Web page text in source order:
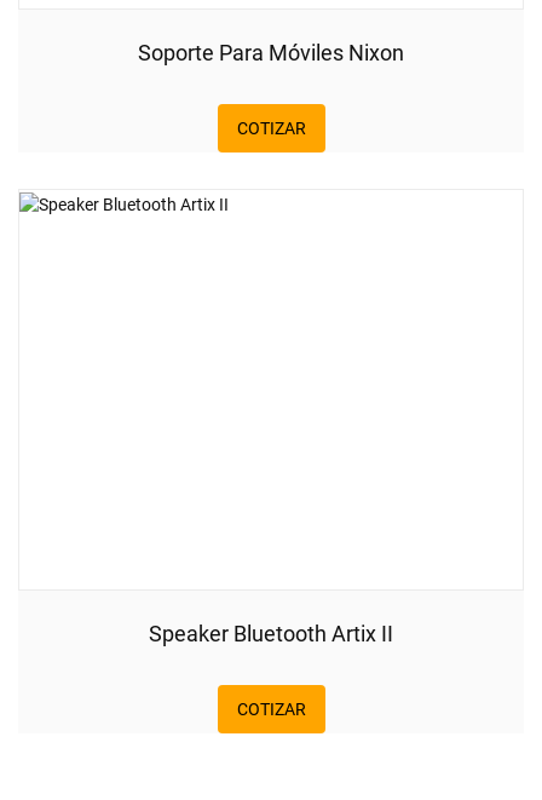
Soporte Para Móviles Nixon
COTIZAR
Speaker Bluetooth Artix II
COTIZAR